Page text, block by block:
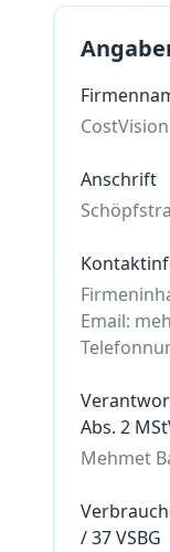
CostVision
Anschrift
Email:
Abs. 2
Mehmet
/ 37 VSBG